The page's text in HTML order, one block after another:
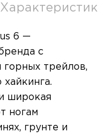
6 —
с
горных трейлов,
широкая
ногам
грунте и